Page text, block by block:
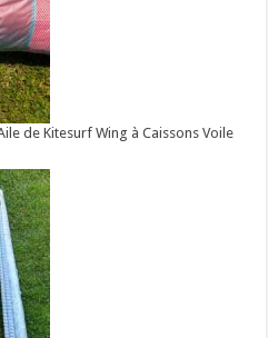
de Kitesurf Wing à Caissons Voile